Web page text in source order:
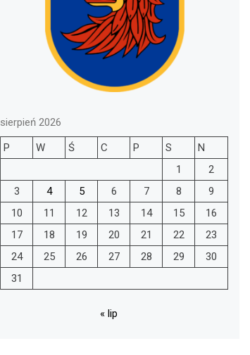
sierpień 2026
P
W Ś C P S
N
1
2
3
4 5 6 7 8
9
10
11 12 13 14 15
16
17
18 19 20 21 22
23
24
25 26 27 28 29
30
31
« lip